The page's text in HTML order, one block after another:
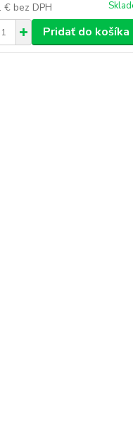
€ bez DPH
Pridať do košíka